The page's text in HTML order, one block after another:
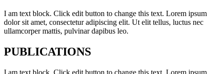
I am text block. Click edit button to change this text. Lorem ipsum
dolor sit amet, consectetur adipiscing elit. Ut elit tellus, luctus nec
ullamcorper mattis, pulvinar dapibus leo.
PUBLICATIONS
I am text block. Click edit button to change this text. Lorem ipsum